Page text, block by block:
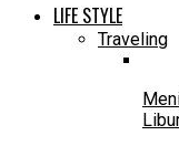
LIFE STYLE
Traveling